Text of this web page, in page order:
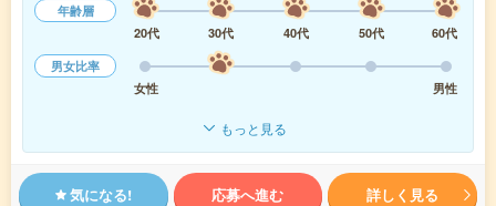
年齢層
20代
30代 40代 50代
60代
男女比率
女性
男性
もっと見る
気になる! 応募へ進む 詳しく見る